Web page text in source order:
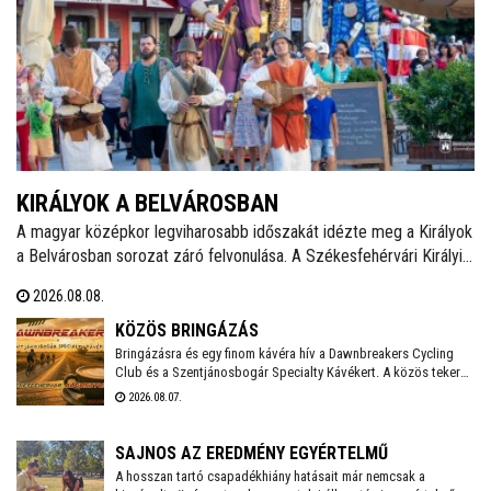
KIRÁLYOK A BELVÁROSBAN
A magyar középkor legviharosabb időszakát idézte meg a Királyok
a Belvárosban sorozat záró felvonulása. A Székesfehérvári Királyi
herceg, II. (Vak) Béla, Salamon király és III. András óriásbábjai
vonultak végig a Fő utcán.
2026.08.08.
KÖZÖS BRINGÁZÁS
Bringázásra és egy finom kávéra hív a Dawnbreakers Cycling
Club és a Szentjánosbogár Specialty Kávékert. A közös tekerés
augusztus 8-án, szombaton reggel 8.00 órakor indul a Liszt
2026.08.07.
SAJNOS AZ EREDMÉNY EGYÉRTELMŰ
A hosszan tartó csapadékhiány hatásait már nemcsak a